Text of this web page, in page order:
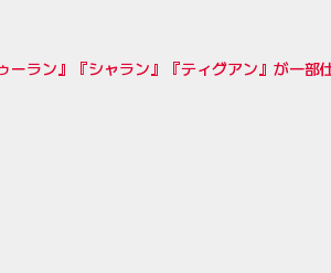
ーラン』『シャラン』『ティグアン』が一部